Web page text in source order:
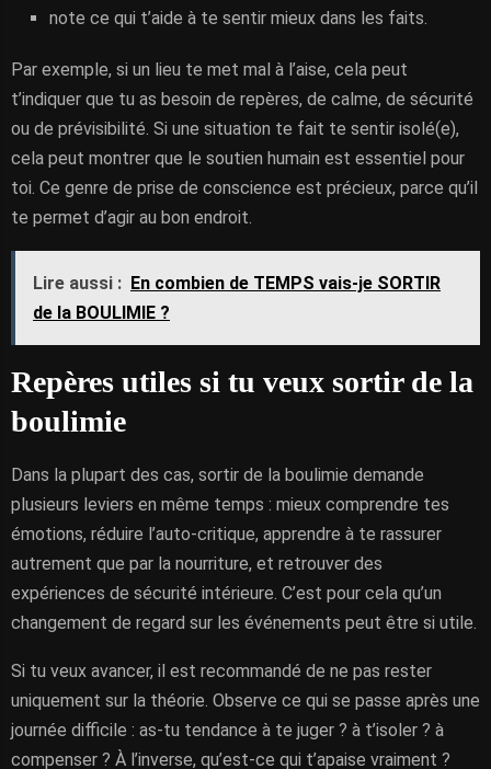
note ce qui t’aide à te sentir mieux dans les faits.
Par exemple, si un lieu te met mal à l’aise, cela peut
t’indiquer que tu as besoin de repères, de calme, de sécurité
ou de prévisibilité. Si une situation te fait te sentir isolé(e),
cela peut montrer que le soutien humain est essentiel pour
toi. Ce genre de prise de conscience est précieux, parce qu’il
te permet d’agir au bon endroit.
Lire aussi : En combien de TEMPS vais-je SORTIR
de la BOULIMIE ?
Repères utiles si tu veux sortir de la
boulimie
Dans la plupart des cas, sortir de la boulimie demande
plusieurs leviers en même temps : mieux comprendre tes
émotions, réduire l’auto-critique, apprendre à te rassurer
autrement que par la nourriture, et retrouver des
expériences de sécurité intérieure. C’est pour cela qu’un
changement de regard sur les événements peut être si utile.
Si tu veux avancer, il est recommandé de ne pas rester
uniquement sur la théorie. Observe ce qui se passe après une
journée difficile : as-tu tendance à te juger ? à t’isoler ? à
compenser ? À l’inverse, qu’est-ce qui t’apaise vraiment ?